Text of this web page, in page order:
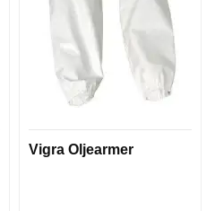
Vigra Oljearmer